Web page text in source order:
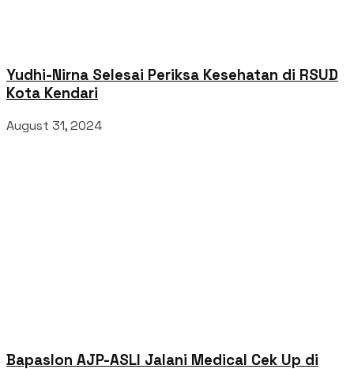
Yudhi-Nirna Selesai Periksa Kesehatan di RSUD
Kota Kendari
August 31, 2024
Bapaslon AJP-ASLI Jalani Medical Cek Up di